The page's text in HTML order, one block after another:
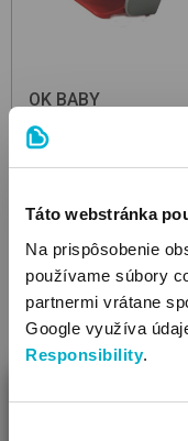
Táto webstránka
Na prispôsobenie
používame súbory
partnermi vrátane
Google využíva
Responsibility.
OK BABY
Orion
64.01 €